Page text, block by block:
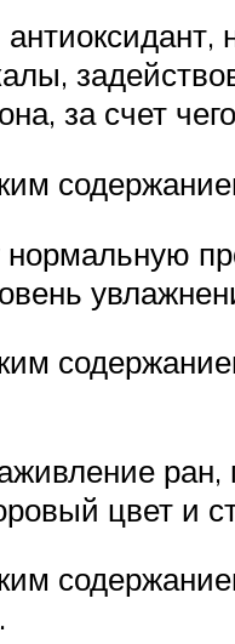
за счет
ран,
цвет и